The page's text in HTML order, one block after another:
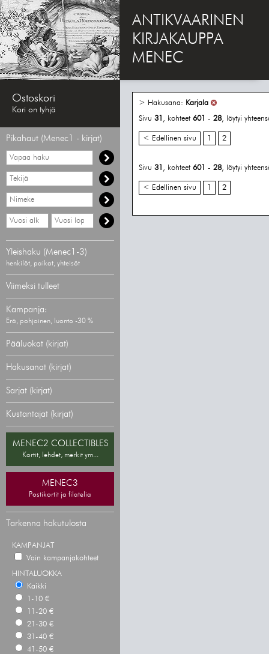
ANTIKVAARINEN
KIRJAKAUPPA
MENEC
Ostoskori
Kori on tyhjä
Pikahaut (Menec1 - kirjat)
Vapaa
haku
Hae
tekijää
Hae
nimekettä
Hae
vähimmäisvuosi
Hae
enimmäisvuosi
Yleishaku (Menec1-3)
henkilöt, paikat, yhteisöt
Viimeksi tulleet
Kampanja:
Erä, pohjoinen, luonto -30 %
Pääluokat (kirjat)
Hakusanat (kirjat)
Sarjat (kirjat)
Kustantajat (kirjat)
MENEC2 COLLECTIBLES
Kortit, lehdet, merkit ym...
MENEC3
Postikortit ja filatelia
Tarkenna hakutulosta
KAMPANJAT
Vain kampanjakohteet
HINTALUOKKA
Kaikki
1-10 €
11-20 €
21-30 €
31-40 €
41-50 €
> Hakusana: Karjala
Sivu 31 , kohteet 601 - 28, löytyi
< Edellinen sivu 1 2
Sivu 31 , kohteet 601 - 28, löytyi
< Edellinen sivu 1 2